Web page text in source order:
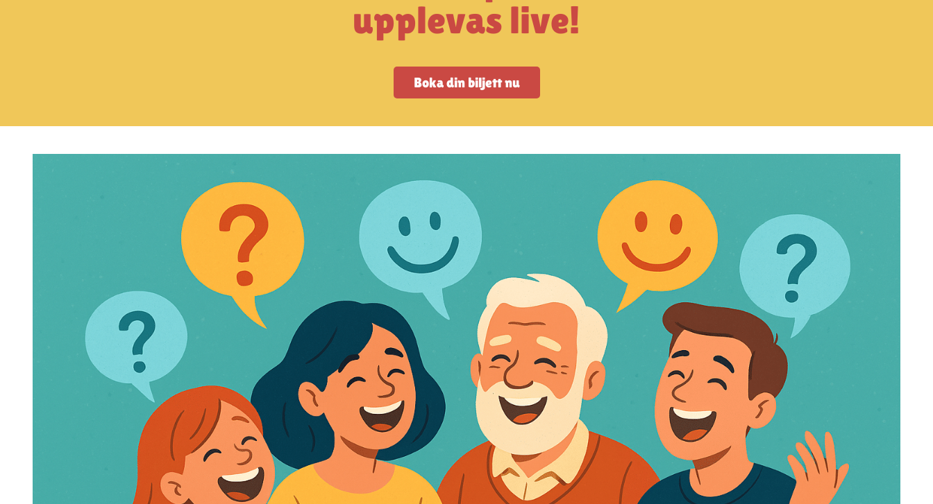
upplevas live!
Boka din biljett nu